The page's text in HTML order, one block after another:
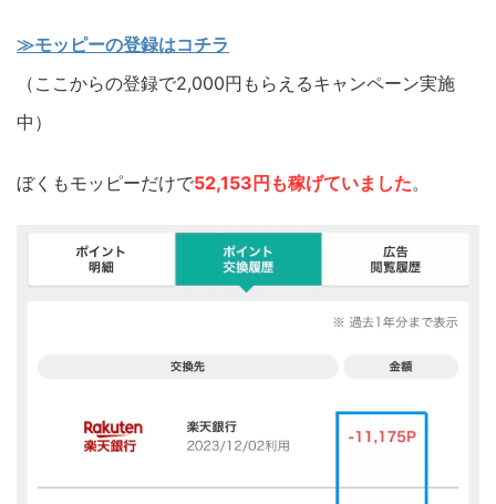
≫モッピーの登録はコチラ
（ここからの登録で2,000円もらえるキャンペーン実施
中）
ぼくもモッピーだけで52,153円も稼げていました。